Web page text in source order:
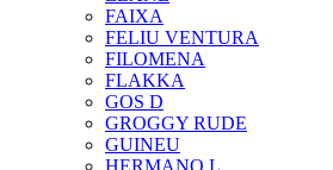
FAIXA
FELIU VENTURA
FILOMENA
FLAKKA
GOS D
GROGGY RUDE
GUINEU
HERMANO L